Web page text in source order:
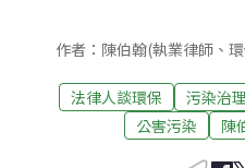
作者：陳伯翰(執業律師、
法律人談環保 污染治理
公害污染
陳